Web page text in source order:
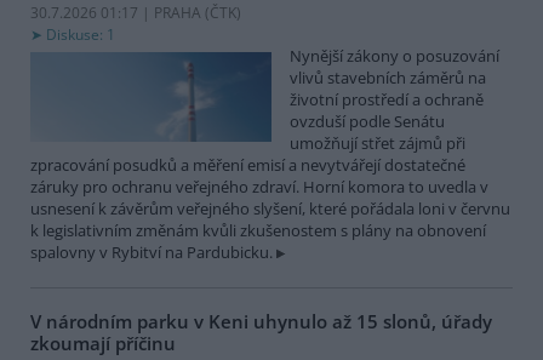
30.7.2026 01:17 | PRAHA (ČTK)
Diskuse: 1
Nynější zákony o posuzování
vlivů stavebních záměrů na
životní prostředí a ochraně
ovzduší podle Senátu
umožňují střet zájmů při
zpracování posudků a měření emisí a nevytvářejí dostatečné
záruky pro ochranu veřejného zdraví. Horní komora to uvedla v
usnesení k závěrům veřejného slyšení, které pořádala loni v červnu
k legislativním změnám kvůli zkušenostem s plány na obnovení
spalovny v Rybitví na Pardubicku.
V národním parku v Keni uhynulo až 15 slonů, úřady
zkoumají příčinu